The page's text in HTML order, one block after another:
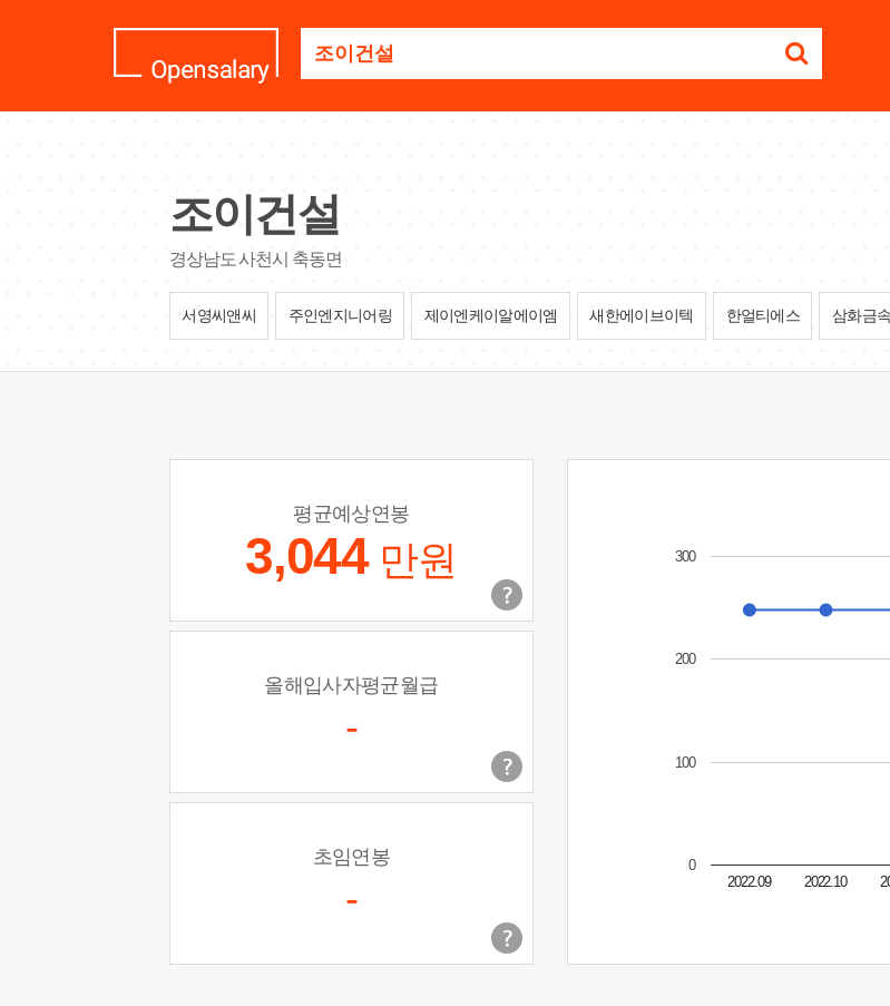
명
세
요
조이건설
경상남도 사천시 축동면
서영씨앤씨 주인엔지니어링 제이엔케이알에이엠 새한에이브이텍 한얼티에스 삼화금속
평균예상연봉
3,044 만원
올해입사자평균월급
-
초임연봉
- 2022.09 2022.10
0
100
200
300